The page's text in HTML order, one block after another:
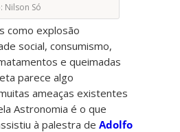
Nilson Só
como explosão
social, consumismo,
e queimadas
parece algo
ameaças existentes
Astronomia é o que
à palestra deAdolfo